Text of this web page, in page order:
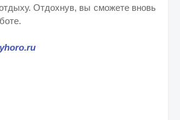
Отдохнув, вы сможете вновь